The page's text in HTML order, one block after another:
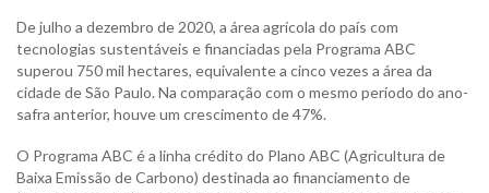
De julho a dezembro de 2020, a área agrícola do país com
tecnologias sustentáveis e financiadas pela Programa ABC
superou 750 mil hectares, equivalente a cinco vezes a área da
cidade de São Paulo. Na comparação com o mesmo período do ano-
safra anterior, houve um crescimento de 47%.
O Programa ABC é a linha crédito do Plano ABC (Agricultura de
Baixa Emissão de Carbono) destinada ao financiamento de